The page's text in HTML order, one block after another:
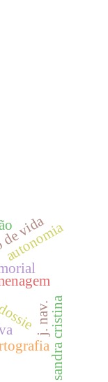
j. nav.sandra cristina
vida
autonomia